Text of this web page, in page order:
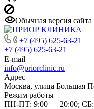
Обычная версия сайта
+7 (495) 625-63-21
+7 (495) 625-63-21
E-mail
info@priorclinic.ru
Адрес
Москва, улица Большая
Режим работы
ПН-ПТ: 9:00 — 20:00;